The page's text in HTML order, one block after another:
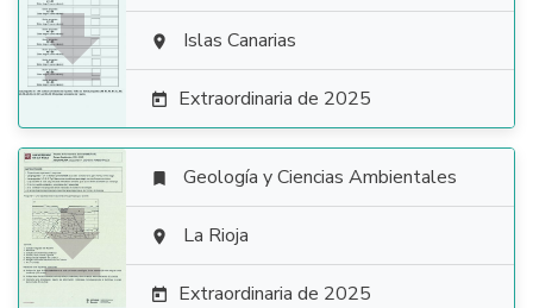
  Islas Canarias
 Extraordinaria de 2025

 Geología y Ciencias Ambientales
 La Rioja
 Extraordinaria de 2025